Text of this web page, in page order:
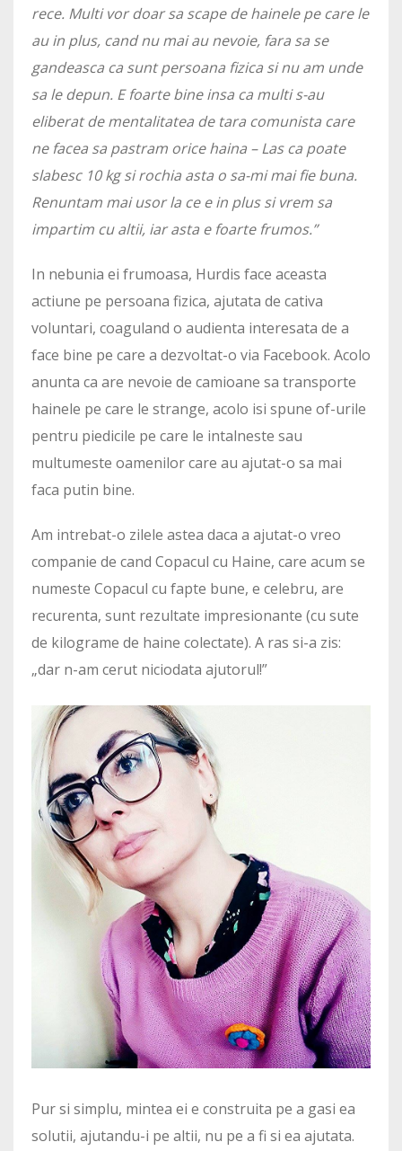
rece. Multi vor doar sa scape de hainele pe care le
au in plus, cand nu mai au nevoie, fara sa se
gandeasca ca sunt persoana fizica si nu am unde
sa le depun. E foarte bine insa ca multi s-au
eliberat de mentalitatea de tara comunista care
ne facea sa pastram orice haina – Las ca poate
slabesc 10 kg si rochia asta o sa-mi mai fie buna.
Renuntam mai usor la ce e in plus si vrem sa
impartim cu altii, iar asta e foarte frumos.”
In nebunia ei frumoasa, Hurdis face aceasta
actiune pe persoana fizica, ajutata de cativa
voluntari, coaguland o audienta interesata de a
face bine pe care a dezvoltat-o via Facebook. Acolo
anunta ca are nevoie de camioane sa transporte
hainele pe care le strange, acolo isi spune of-urile
pentru piedicile pe care le intalneste sau
multumeste oamenilor care au ajutat-o sa mai
faca putin bine.
Am intrebat-o zilele astea daca a ajutat-o vreo
companie de cand Copacul cu Haine, care acum se
numeste Copacul cu fapte bune, e celebru, are
recurenta, sunt rezultate impresionante (cu sute
de kilograme de haine colectate). A ras si-a zis:
„dar n-am cerut niciodata ajutorul!”
Pur si simplu, mintea ei e construita pe a gasi ea
solutii, ajutandu-i pe altii, nu pe a fi si ea ajutata.